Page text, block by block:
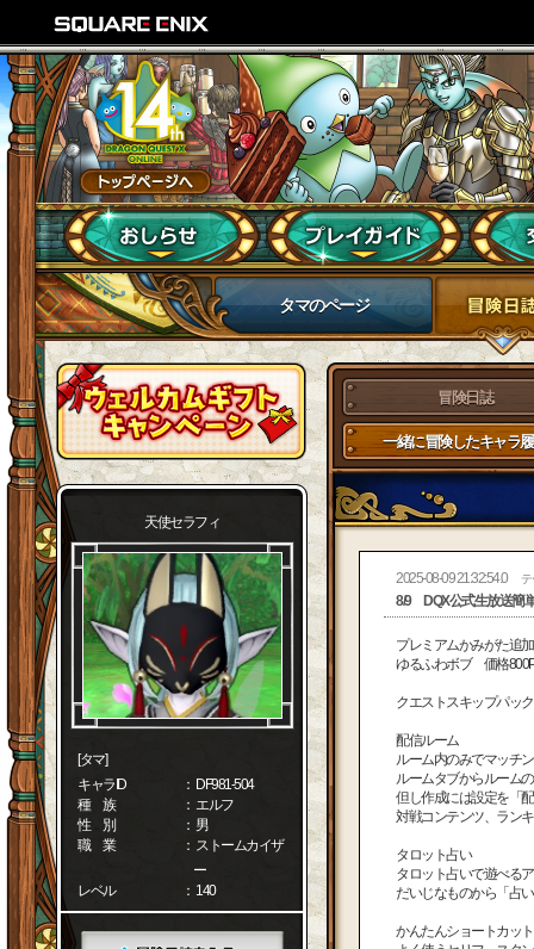
タマのページ
天使セラフィ
[タマ]
キャラID
： DF981-504
種 族
： エルフ
性 別
： 男
職 業
： ストームカイザ
ー
レベル
： 140
冒険日誌
一緒に冒険したキャラ
2025-08-09 21:32:54.0 テ
8/9 DQX公式生放送簡
プレミアムかみがた追加
ゆるふわボブ 価格
クエストスキップパッ
配信ルーム
ルーム内のみでマッチ
ルームタブからルーム
但し作成には設定を「
対戦コンテンツ、ラン
タロット占い
タロット占いで遊べる
だいじなものから「占
かんたんショートカッ